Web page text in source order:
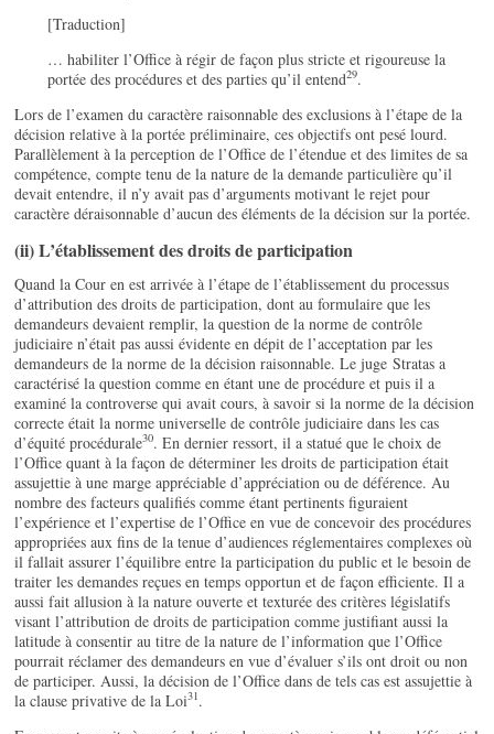
[Traduction]
… habiliter l’Office à régir de façon plus stricte et rigoureuse la
portée des procédures et des parties qu’il entend29.
Lors de l’examen du caractère raisonnable des exclusions à l’étape de la
décision relative à la portée préliminaire, ces objectifs ont pesé lourd.
Parallèlement à la perception de l’Office de l’étendue et des limites de sa
compétence, compte tenu de la nature de la demande particulière qu’il
devait entendre, il n’y avait pas d’arguments motivant le rejet pour
caractère déraisonnable d’aucun des éléments de la décision sur la portée.
(ii) L’établissement des droits de participation
Quand la Cour en est arrivée à l’étape de l’établissement du processus
d’attribution des droits de participation, dont au formulaire que les
demandeurs devaient remplir, la question de la norme de contrôle
judiciaire n’était pas aussi évidente en dépit de l’acceptation par les
demandeurs de la norme de la décision raisonnable. Le juge Stratas a
caractérisé la question comme en étant une de procédure et puis il a
examiné la controverse qui avait cours, à savoir si la norme de la décision
correcte était la norme universelle de contrôle judiciaire dans les cas
d’équité procédurale30. En dernier ressort, il a statué que le choix de
l’Office quant à la façon de déterminer les droits de participation était
assujettie à une marge appréciable d’appréciation ou de déférence. Au
nombre des facteurs qualifiés comme étant pertinents figuraient
l’expérience et l’expertise de l’Office en vue de concevoir des procédures
appropriées aux fins de la tenue d’audiences réglementaires complexes où
il fallait assurer l’équilibre entre la participation du public et le besoin de
traiter les demandes reçues en temps opportun et de façon efficiente. Il a
aussi fait allusion à la nature ouverte et texturée des critères législatifs
visant l’attribution de droits de participation comme justifiant aussi la
latitude à consentir au titre de la nature de l’information que l’Office
pourrait réclamer des demandeurs en vue d’évaluer s’ils ont droit ou non
de participer. Aussi, la décision de l’Office dans de tels cas est assujettie à
la clause privative de la Loi31.